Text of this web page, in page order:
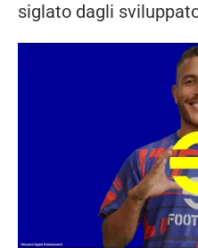
siglato dagli